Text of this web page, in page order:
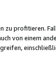
profitieren.
von einem